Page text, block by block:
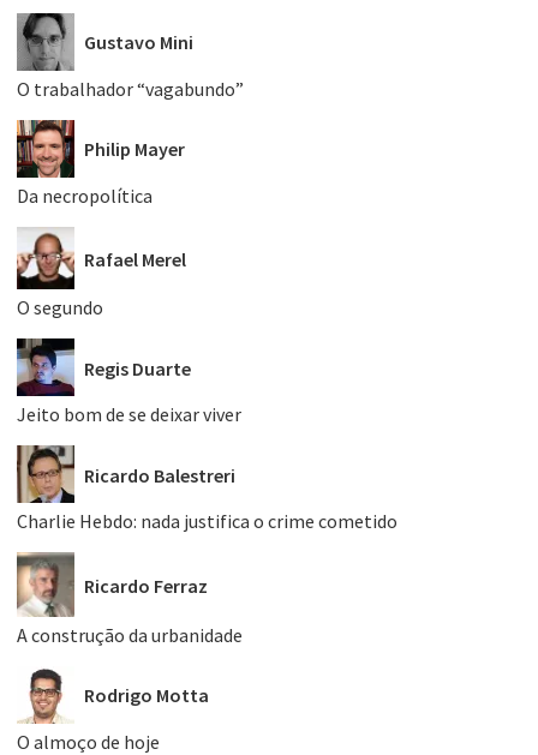
Gustavo Mini
O trabalhador “vagabundo”
Philip Mayer
Da necropolítica
Rafael Merel
O segundo
Regis Duarte
Jeito bom de se deixar viver
Ricardo Balestreri
Charlie Hebdo: nada justifica o crime cometido
Ricardo Ferraz
A construção da urbanidade
Rodrigo Motta
O almoço de hoje